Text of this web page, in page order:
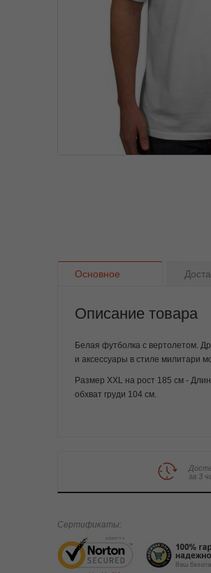
Основное
Описание товара
Белая футболка с вертолетом.
и аксессуары в стиле милитари
Размер XXL на рост 185 см -
обхват груди 104 см.
за 3
Сертификаты: